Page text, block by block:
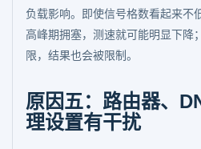
负载影响。即使信号格数看起来不
高峰期拥塞，测速就可能明显下降
限，结果也会被限制。
原因五：路由器、
理设置有干扰